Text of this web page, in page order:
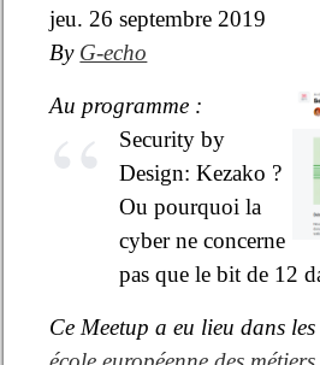
jeu. 26 septembre 2019
By G-echo
Au programme :
Security by
Design: Kezako ?
Ou pourquoi la
cyber ne concerne
pas que le bit de 12
Ce Meetup a eu lieu dans les